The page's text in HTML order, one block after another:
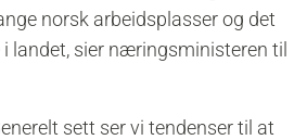
norsk arbeidsplasser og det
landet, sier næringsministeren til
sett ser vi tendenser til at